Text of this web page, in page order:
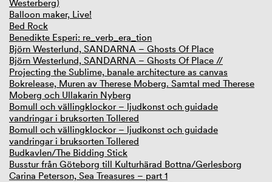
Westerberg)
Balloon maker, Live!
Bed Rock
Benedikte Esperi: re_verb_era_tion
Björn Westerlund, SANDARNA – Ghosts Of Place
Björn Westerlund, SANDARNA – Ghosts Of Place //
Projecting the Sublime, banale architecture as canvas
Bokrelease, Muren av Therese Moberg. Samtal med Therese
Moberg och Ullakarin Nyberg
Bomull och vällingklockor – ljudkonst och guidade
vandringar i bruksorten Tollered
Bomull och vällingklockor – ljudkonst och guidade
vandringar i bruksorten Tollered
Budkavlen/The Bidding Stick
Busstur från Göteborg till Kulturhärad Bottna/Gerlesborg
Carina Peterson, Sea Treasures – part 1